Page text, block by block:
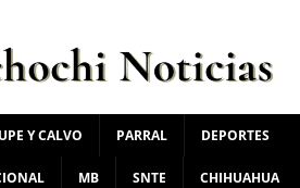
Y CALVO PARRAL DEPORTES
MB SNTE CHIHUAHUA